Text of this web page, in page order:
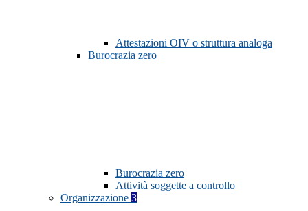
Attestazioni OIV o struttura analoga
Burocrazia zero
Burocrazia zero
Attività soggette a controllo
Organizzazione 3